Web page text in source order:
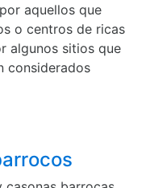
aquellos que
o centros de ricas
algunos sitios que
considerados